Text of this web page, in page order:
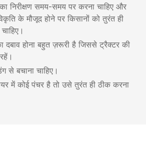
निरीक्षण समय-समय पर करना चाहिए और
के मौजूद होने पर किसानों को तुरंत ही
दबाव होना बहुत ज़रूरी है जिससे ट्रैक्टर की
से बचाना चाहिए।
में कोई पंचर है तो उसे तुरंत ही ठीक करना